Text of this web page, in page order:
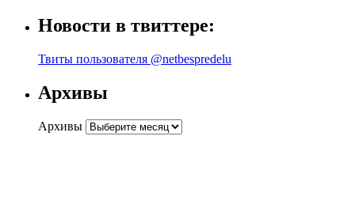
Новости в твиттере:
Твиты пользователя @netbespredelu
Архивы
Архивы